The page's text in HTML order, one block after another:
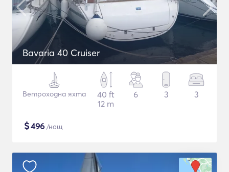
Bavaria 40 Cruiser
Ветроходна яхта
40 ft
12 m
6 3 3
$496 /нощ